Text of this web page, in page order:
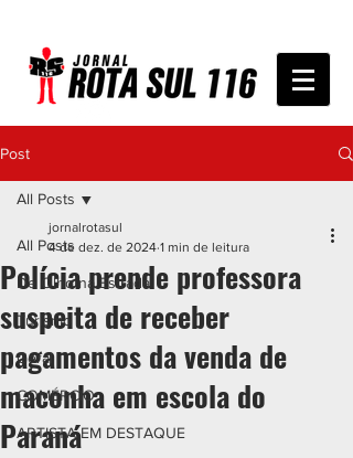
Post
All Posts
De Olho na Estrada
Turismo
Geral
COMÉRCIO
ARTISTA EM DESTAQUE
All Posts
Polícia prende professora
suspeita de receber
pagamentos da venda de
maconha em escola do
Paraná
jornalrotasul
4 de dez. de 2024 1 min de leitura